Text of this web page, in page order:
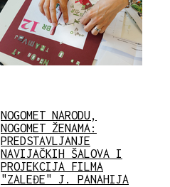
NOGOMET NARODU,
NOGOMET ŽENAMA:
PREDSTAVLJANJE
NAVIJAČKIH ŠALOVA I
PROJEKCIJA FILMA
"ZALEĐE" J. PANAHIJA